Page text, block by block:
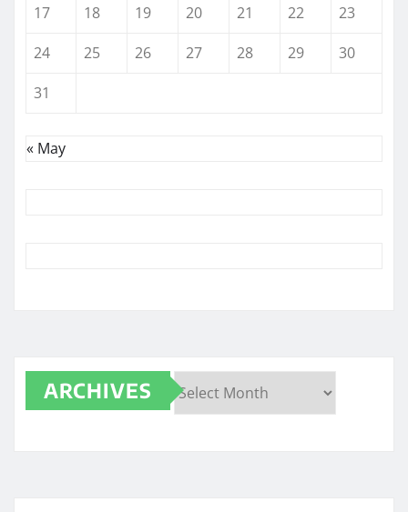
17
18 19 20 21 22
23
24
25 26 27 28 29
30
31
« May
ARCHIVES